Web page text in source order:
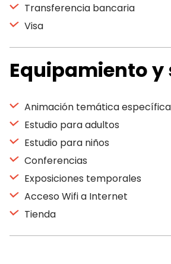
Transferencia bancaria
Visa
Equipamiento y
Animación temática específica
Estudio para adultos
Estudio para niños
Conferencias
Exposiciones temporales
Acceso Wifi a Internet
Tienda